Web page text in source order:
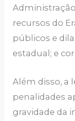
recursos do
públicos e
estadual; e
Além disso, a
penalidades
gravidade da